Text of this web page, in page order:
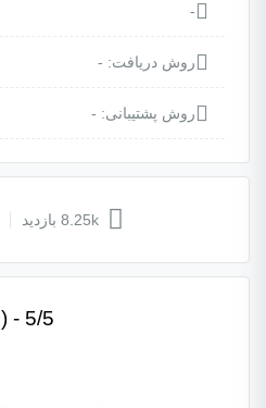
-
روش دریافت: -
روش پشتیبانی: -
8.25k بازدید
5/5 - (1 امتیاز)